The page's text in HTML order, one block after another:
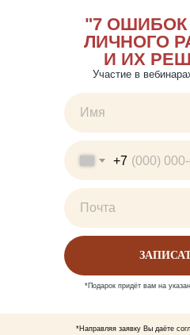
Участие в
+7
"7 ОШИБОК
ЛИЧНОГО
И ИХ
*Подарок придёт вам на
*Направляя заявку Вы даёте